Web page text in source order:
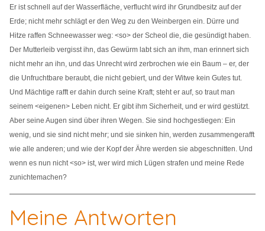
Er ist schnell auf der Wasserfläche, verflucht wird ihr Grundbesitz auf der
Erde; nicht mehr schlägt er den Weg zu den Weinbergen ein. Dürre und
Hitze raffen Schneewasser weg: <so> der Scheol die, die gesündigt haben.
Der Mutterleib vergisst ihn, das Gewürm labt sich an ihm, man erinnert sich
nicht mehr an ihn, und das Unrecht wird zerbrochen wie ein Baum – er, der
die Unfruchtbare beraubt, die nicht gebiert, und der Witwe kein Gutes tut.
Und Mächtige rafft er dahin durch seine Kraft; steht er auf, so traut man
seinem <eigenen> Leben nicht. Er gibt ihm Sicherheit, und er wird gestützt.
Aber seine Augen sind über ihren Wegen. Sie sind hochgestiegen: Ein
wenig, und sie sind nicht mehr; und sie sinken hin, werden zusammengerafft
wie alle anderen; und wie der Kopf der Ähre werden sie abgeschnitten. Und
wenn es nun nicht <so> ist, wer wird mich Lügen strafen und meine Rede
zunichtemachen?
Meine Antworten